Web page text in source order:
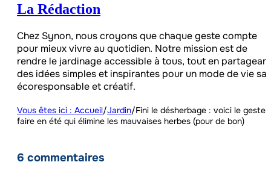
La Rédaction
Chez Synon, nous croyons que chaque geste compte
pour mieux vivre au quotidien. Notre mission est de
rendre le jardinage accessible à tous, tout en partageant
des idées simples et inspirantes pour un mode de vie
écoresponsable et créatif.
Vous êtes ici : Accueil/Jardin/Fini le désherbage : voici le geste
faire en été qui élimine les mauvaises herbes (pour de bon)
6 commentaires